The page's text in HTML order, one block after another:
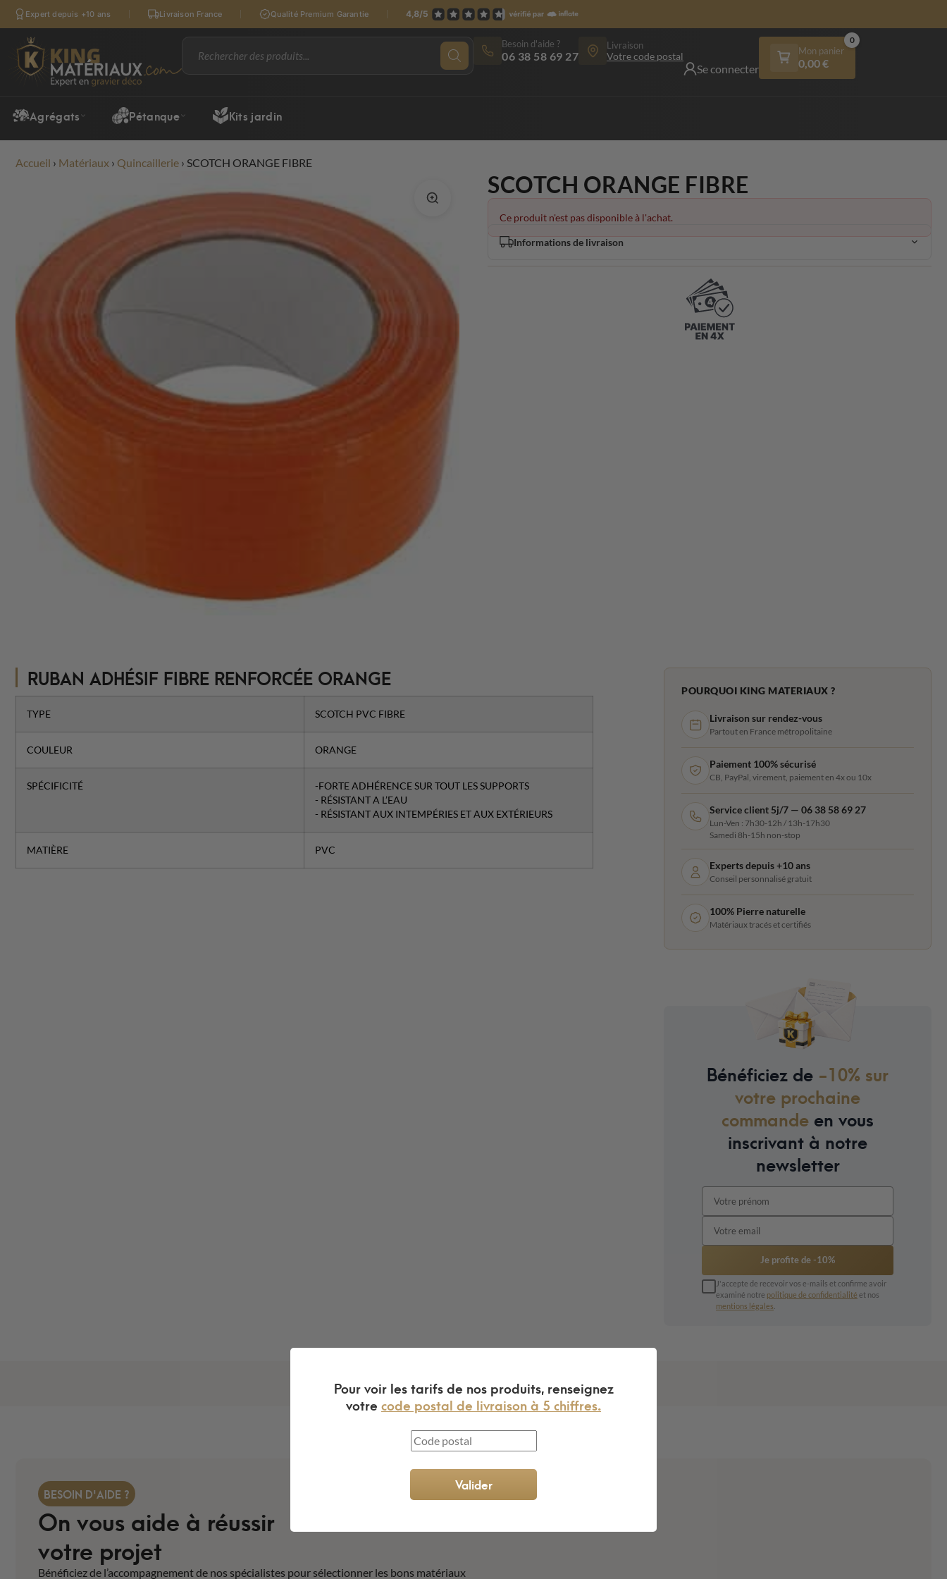
Expert depuis +10 ans Livraison France Qualité Premium Garantie
Besoin d'aide ?
06 38 58 69 27
Livraison
Votre code postal
Se connecter
Mon panier
0,00€
0
Agrégats Pétanque Kits jardin
Accueil › Matériaux › Quincaillerie › SCOTCH ORANGE FIBRE
SCOTCH ORANGE FIBRE
Ce produit n'est pas disponible à l'achat.
Informations de livraison
RUBAN ADHÉSIF FIBRE RENFORCÉE ORANGE
TYPE SCOTCH PVC FIBRE
COULEUR ORANGE
SPÉCIFICITÉ
-FORTE ADHÉRENCE SUR TOUT LES SUPPORTS
- RÉSISTANT A L’EAU
- RÉSISTANT AUX INTEMPÉRIES ET AUX EXTÉRIEURS
MATIÈRE PVC
POURQUOI KING MATERIAUX ?
Livraison sur rendez-vous
Partout en France métropolitaine
Paiement 100% sécurisé
CB, PayPal, virement, paiement en 4x ou 10x
Service client 5j/7 — 06 38 58 69 27
Lun-Ven : 7h30-12h / 13h-17h30
Samedi 8h-15h non-stop
Experts depuis +10 ans
Conseil personnalisé gratuit
100% Pierre naturelle
Matériaux tracés et certifiés
Bénéficiez de -10% sur
votre prochaine
commande en vous
inscrivant à notre
newsletter
Je profite de -10%
J'accepte de recevoir vos e-mails et confirme avoir
examiné notre politique de confidentialité et nos
mentions légales
BESOIN D'AIDE ?
On vous aide à réussir
votre projet
Bénéficiez de l’accompagnement de nos spécialistes pour sélectionner les bons matériaux
Pour voir les tarifs de nos produits, renseignez
votre code postal de livraison à 5 chiffres.
Valider